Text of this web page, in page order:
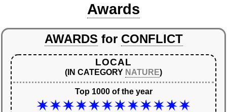
Awards
AWARDS for CONFLICT
LOCAL
(IN CATEGORY NATURE)
Top 1000 of the year